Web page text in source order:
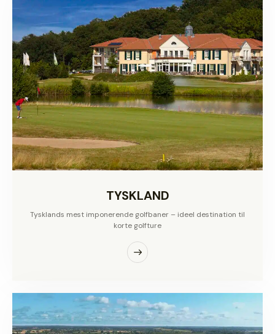
TYSKLAND
Tysklands mest imponerende golfbaner – ideel destination til
korte golfture